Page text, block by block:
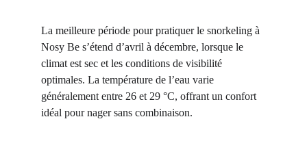
La meilleure période pour pratiquer le snorkeling à
Nosy Be s’étend d’avril à décembre, lorsque le
climat est sec et les conditions de visibilité
optimales. La température de l’eau varie
généralement entre 26 et 29 °C, offrant un confort
idéal pour nager sans combinaison.